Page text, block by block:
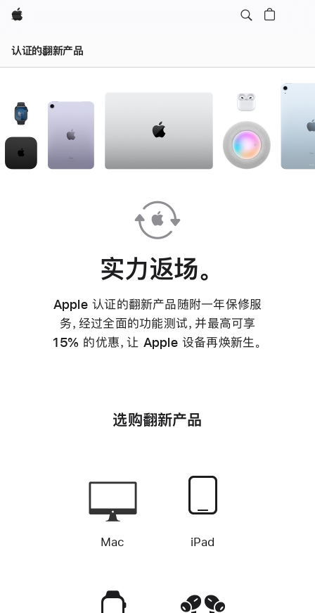
Apple
认证的翻新产品
实力返场。
Apple 认证的翻新产品随附一年保修服
务，经过全面的功能测试，并最高可享
15% 的优惠，让 Apple 设备再焕新生。
选购翻新产品
Mac iPad